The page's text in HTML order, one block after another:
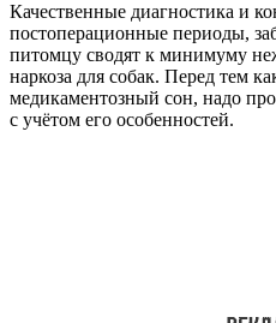
Качественные диагностика и
постоперационные периоды,
питомцу сводят к минимуму
наркоза для собак. Перед тем
медикаментозный сон, надо
с учётом его особенностей.